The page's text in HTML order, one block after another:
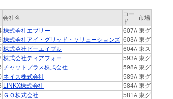
会社名
コー
ド
市場
株式会社エブリー 607A 東グ
株式会社アイ・グリッド・ソリューションズ 603A 東グ
株式会社ビーエイブル 604A 東ス
株式会社ティアフォー 593A 東グ
チャットプラス株式会社 598A 東グ
ネイス株式会社 589A 東グ
LINKX株式会社 584A 東グ
ＧＯ株式会社 581A 東グ